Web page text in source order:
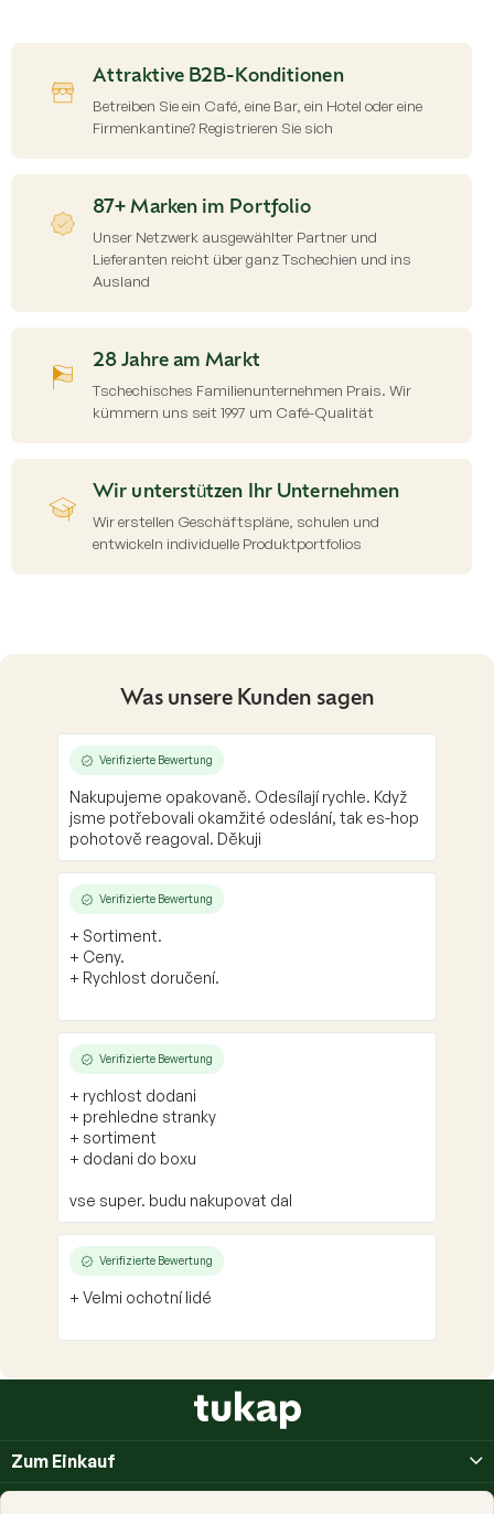
e
r
e
l
n
t
d
i
t
e
Attraktive B2B-Konditionen
Betreiben Sie ein Café, eine Bar, ein Hotel oder eine
Firmenkantine? Registrieren Sie sich
87+ Marken im Portfolio
Unser Netzwerk ausgewählter Partner und
Lieferanten reicht über ganz Tschechien und ins
Ausland
28 Jahre am Markt
Tschechisches Familienunternehmen Prais. Wir
kümmern uns seit 1997 um Café-Qualität
Wir unterstützen Ihr Unternehmen
Wir erstellen Geschäftspläne, schulen und
entwickeln individuelle Produktportfolios
Was unsere Kunden sagen
Verifizierte Bewertung
Nakupujeme opakovaně. Odesílají rychle. Když
jsme potřebovali okamžité odeslání, tak es-hop
pohotově reagoval. Děkuji
Verifizierte Bewertung
+ Sortiment.
+ Ceny.
+ Rychlost doručení.
Verifizierte Bewertung
+ rychlost dodani
+ prehledne stranky
+ sortiment
+ dodani do boxu
vse super. budu nakupovat dal
Verifizierte Bewertung
+ Velmi ochotní lidé
e
Zum Einkauf